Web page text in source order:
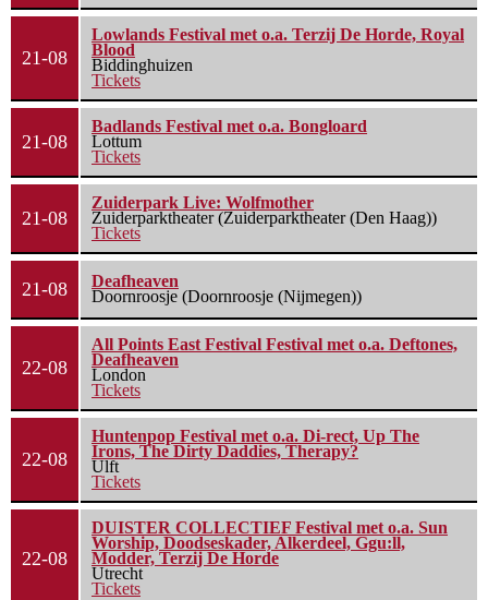
21-08
Lowlands Festival met o.a. Terzij De Horde, Royal
Blood
Biddinghuizen
Tickets
21-08
Badlands Festival met o.a. Bongloard
Lottum
Tickets
21-08
Zuiderpark Live: Wolfmother
Zuiderparktheater (Zuiderparktheater (Den Haag))
Tickets
21-08
Deafheaven
Doornroosje (Doornroosje (Nijmegen))
22-08
All Points East Festival Festival met o.a. Deftones,
Deafheaven
London
Tickets
22-08
Huntenpop Festival met o.a. Di-rect, Up The
Irons, The Dirty Daddies, Therapy?
Ulft
Tickets
22-08
DUISTER COLLECTIEF Festival met o.a. Sun
Worship, Doodseskader, Alkerdeel, Ggu:ll,
Modder, Terzij De Horde
Utrecht
Tickets